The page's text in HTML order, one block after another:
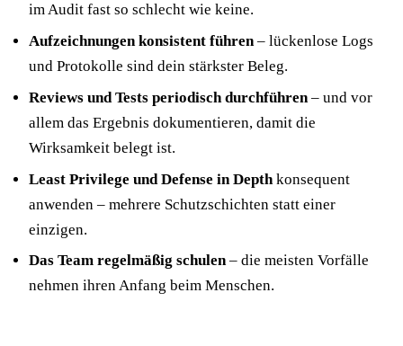
im Audit fast so schlecht wie keine.
Aufzeichnungen konsistent führen– lückenlose Logs
und Protokolle sind dein stärkster Beleg.
Reviews und Tests periodisch durchführen– und vor
allem das Ergebnis dokumentieren, damit die
Wirksamkeit belegt ist.
Least Privilege und Defense in Depth konsequent
anwenden – mehrere Schutzschichten statt einer
einzigen.
Das Team regelmäßig schulen– die meisten Vorfälle
nehmen ihren Anfang beim Menschen.